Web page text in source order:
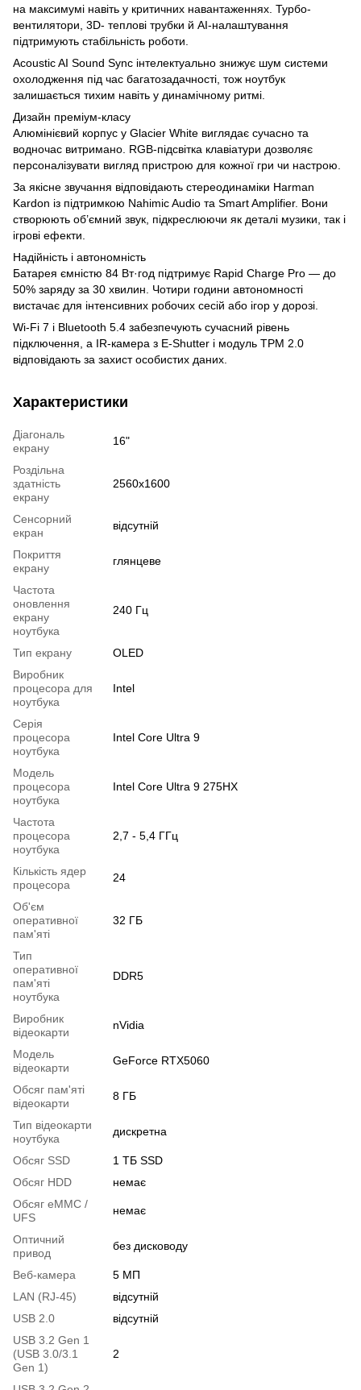
на максимумі навіть у критичних навантаженнях. Турбо-
вентилятори, 3D- теплові трубки й AI-налаштування
підтримують стабільність роботи.
Acoustic AI Sound Sync інтелектуально знижує шум системи
охолодження під час багатозадачності, тож ноутбук
залишається тихим навіть у динамічному ритмі.
Дизайн преміум-класу
Алюмінієвий корпус у Glacier White виглядає сучасно та
водночас витримано. RGB-підсвітка клавіатури дозволяє
персоналізувати вигляд пристрою для кожної гри чи настрою.
За якісне звучання відповідають стереодинаміки Harman
Kardon із підтримкою Nahimic Audio та Smart Amplifier. Вони
створюють об’ємний звук, підкреслюючи як деталі музики, так і
ігрові ефекти.
Надійність і автономність
Батарея ємністю 84 Вт·год підтримує Rapid Charge Pro — до
50% заряду за 30 хвилин. Чотири години автономності
вистачає для інтенсивних робочих сесій або ігор у дорозі.
Wi-Fi 7 і Bluetooth 5.4 забезпечують сучасний рівень
підключення, а IR-камера з E-Shutter і модуль TPM 2.0
відповідають за захист особистих даних.
Характеристики
Діагональ
екрану
16"
Роздільна
здатність
екрану
2560x1600
Сенсорний
екран
відсутній
Покриття
екрану
глянцеве
Частота
оновлення
екрану
ноутбука
240 Гц
Тип екрану
OLED
Виробник
процесора для
ноутбука
Intel
Серія
процесора
ноутбука
Intel Core Ultra 9
Модель
процесора
ноутбука
Intel Core Ultra 9 275HX
Частота
процесора
ноутбука
2,7 - 5,4 ГГц
Кількість ядер
процесора
24
Об'єм
оперативної
пам'яті
32 ГБ
Тип
оперативної
пам'яті
ноутбука
DDR5
Виробник
відеокарти
nVidia
Модель
відеокарти
GeForce RTX5060
Обсяг пам'яті
відеокарти
8 ГБ
Тип відеокарти
ноутбука
дискретна
Обсяг SSD
1 ТБ SSD
Обсяг HDD
немає
Обсяг eMMC /
UFS
немає
Оптичний
привод
без дисководу
Веб-камера
5 МП
LAN (RJ-45)
відсутній
USB 2.0
відсутній
USB 3.2 Gen 1
(USB 3.0/3.1
Gen 1)
2